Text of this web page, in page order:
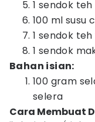
1 sendok teh
100 ml susu
1 sendok
1 sendok
Bahan isian:
100 gram
selera
Cara Membuat